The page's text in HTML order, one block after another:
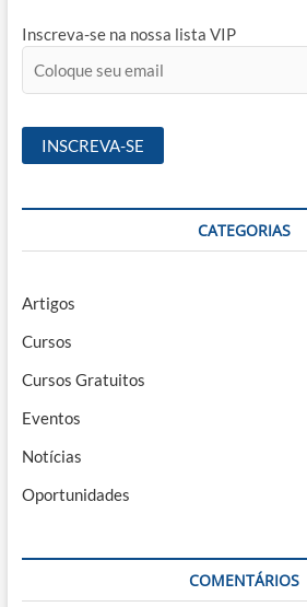
Inscreva-se na nossa lista VIP
CATEGORIAS
Artigos
Cursos
Cursos Gratuitos
Eventos
Notícias
Oportunidades
COMENTÁRIOS